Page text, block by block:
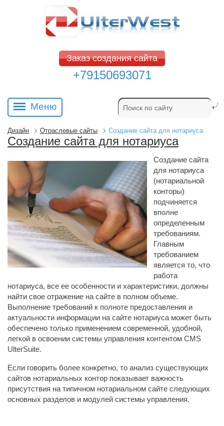
Заказ создания сайта
+79150693071
Меню
Дизайн Отраслевые сайты Создание сайта для нотариуса
Создание сайта для нотариуса
Создание сайта
для нотариуса
(нотариальной
конторы)
подчиняется
вполне
определенным
требованиям.
Главным
требованием
является то, что
работа
нотариуса, все ее особенности и характеристики, должны
найти свое отражение на сайте в полном объеме.
Выполнение требований к полноте предоставления и
актуальности информации на сайте нотариуса может быть
обеспечено только применением современной, удобной,
легкой в освоении системы управления контентом CMS
UlterSuite.
Если говорить более конкретно, то анализ существующих
сайтов нотариальных контор показывает важность
присутствия на типичном нотариальном сайте следующих
основных разделов и модулей системы управления.